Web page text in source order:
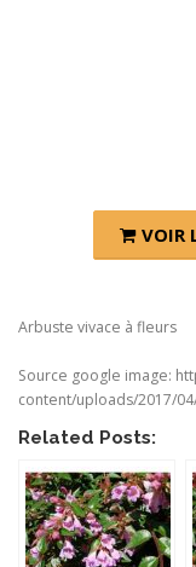
VOIR
Arbuste vivace à fleurs
Source google image:
content/uploads/2017/
Related Posts: